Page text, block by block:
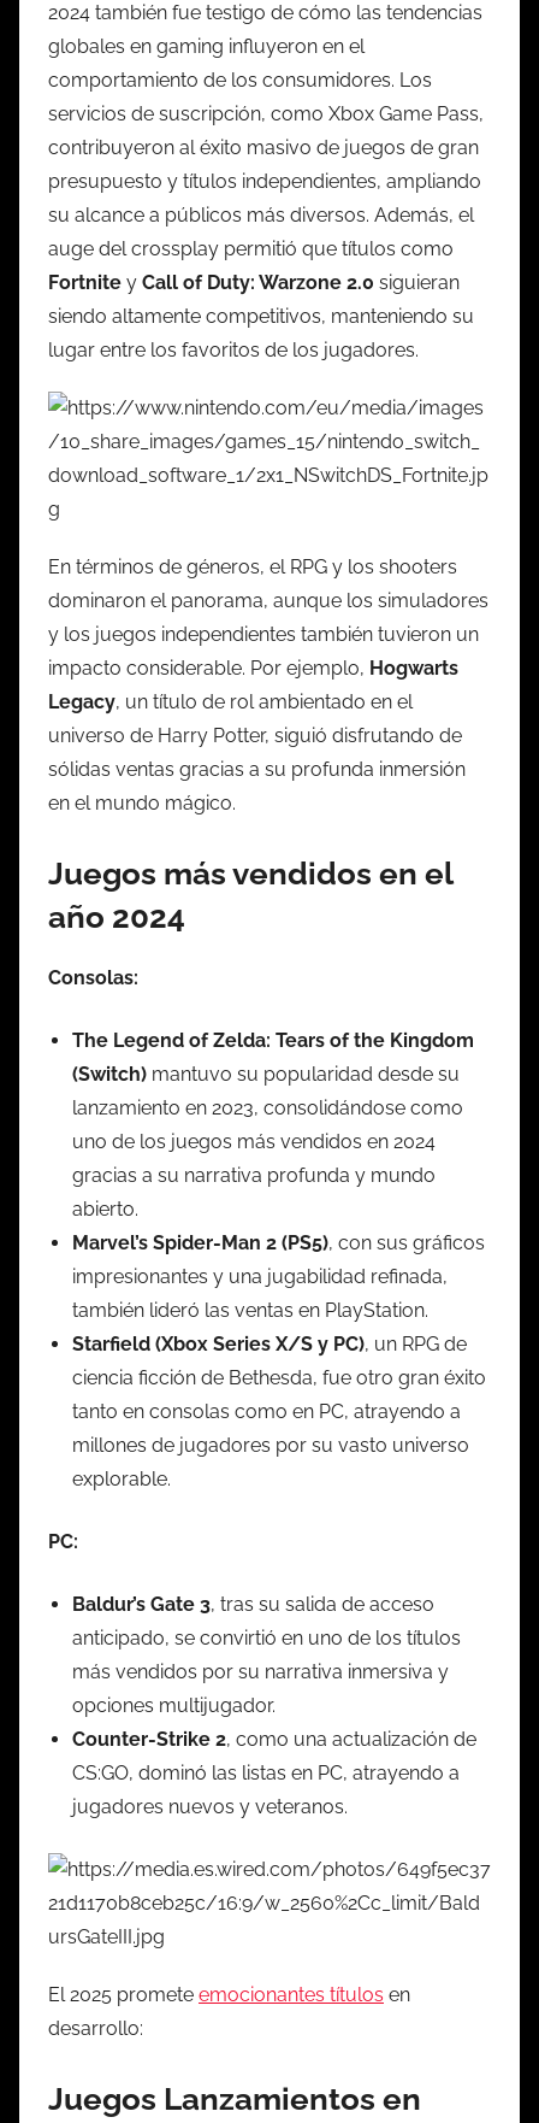
2024 también fue testigo de cómo las tendencias
globales en gaming influyeron en el
comportamiento de los consumidores. Los
servicios de suscripción, como Xbox Game Pass,
contribuyeron al éxito masivo de juegos de gran
presupuesto y títulos independientes, ampliando
su alcance a públicos más diversos. Además, el
auge del crossplay permitió que títulos como
Fortnite y Call of Duty: Warzone 2.0 siguieran
siendo altamente competitivos, manteniendo su
lugar entre los favoritos de los jugadores.
En términos de géneros, el RPG y los shooters
dominaron el panorama, aunque los simuladores
y los juegos independientes también tuvieron un
impacto considerable. Por ejemplo, Hogwarts
Legacy, un título de rol ambientado en el
universo de Harry Potter, siguió disfrutando de
sólidas ventas gracias a su profunda inmersión
en el mundo mágico.
Juegos más vendidos en el
año 2024
Consolas:
The Legend of Zelda: Tears of the Kingdom
(Switch) mantuvo su popularidad desde su
lanzamiento en 2023, consolidándose como
uno de los juegos más vendidos en 2024
gracias a su narrativa profunda y mundo
abierto.
Marvel’s Spider-Man 2 (PS5), con sus gráficos
impresionantes y una jugabilidad refinada,
también lideró las ventas en PlayStation.
Starfield (Xbox Series X/S y PC), un RPG de
ciencia ficción de Bethesda, fue otro gran éxito
tanto en consolas como en PC, atrayendo a
millones de jugadores por su vasto universo
explorable.
PC:
Baldur’s Gate 3, tras su salida de acceso
anticipado, se convirtió en uno de los títulos
más vendidos por su narrativa inmersiva y
opciones multijugador.
Counter-Strike 2, como una actualización de
CS:GO, dominó las listas en PC, atrayendo a
jugadores nuevos y veteranos.
El 2025 promete emocionantes títulos en
desarrollo:
Juegos Lanzamientos en